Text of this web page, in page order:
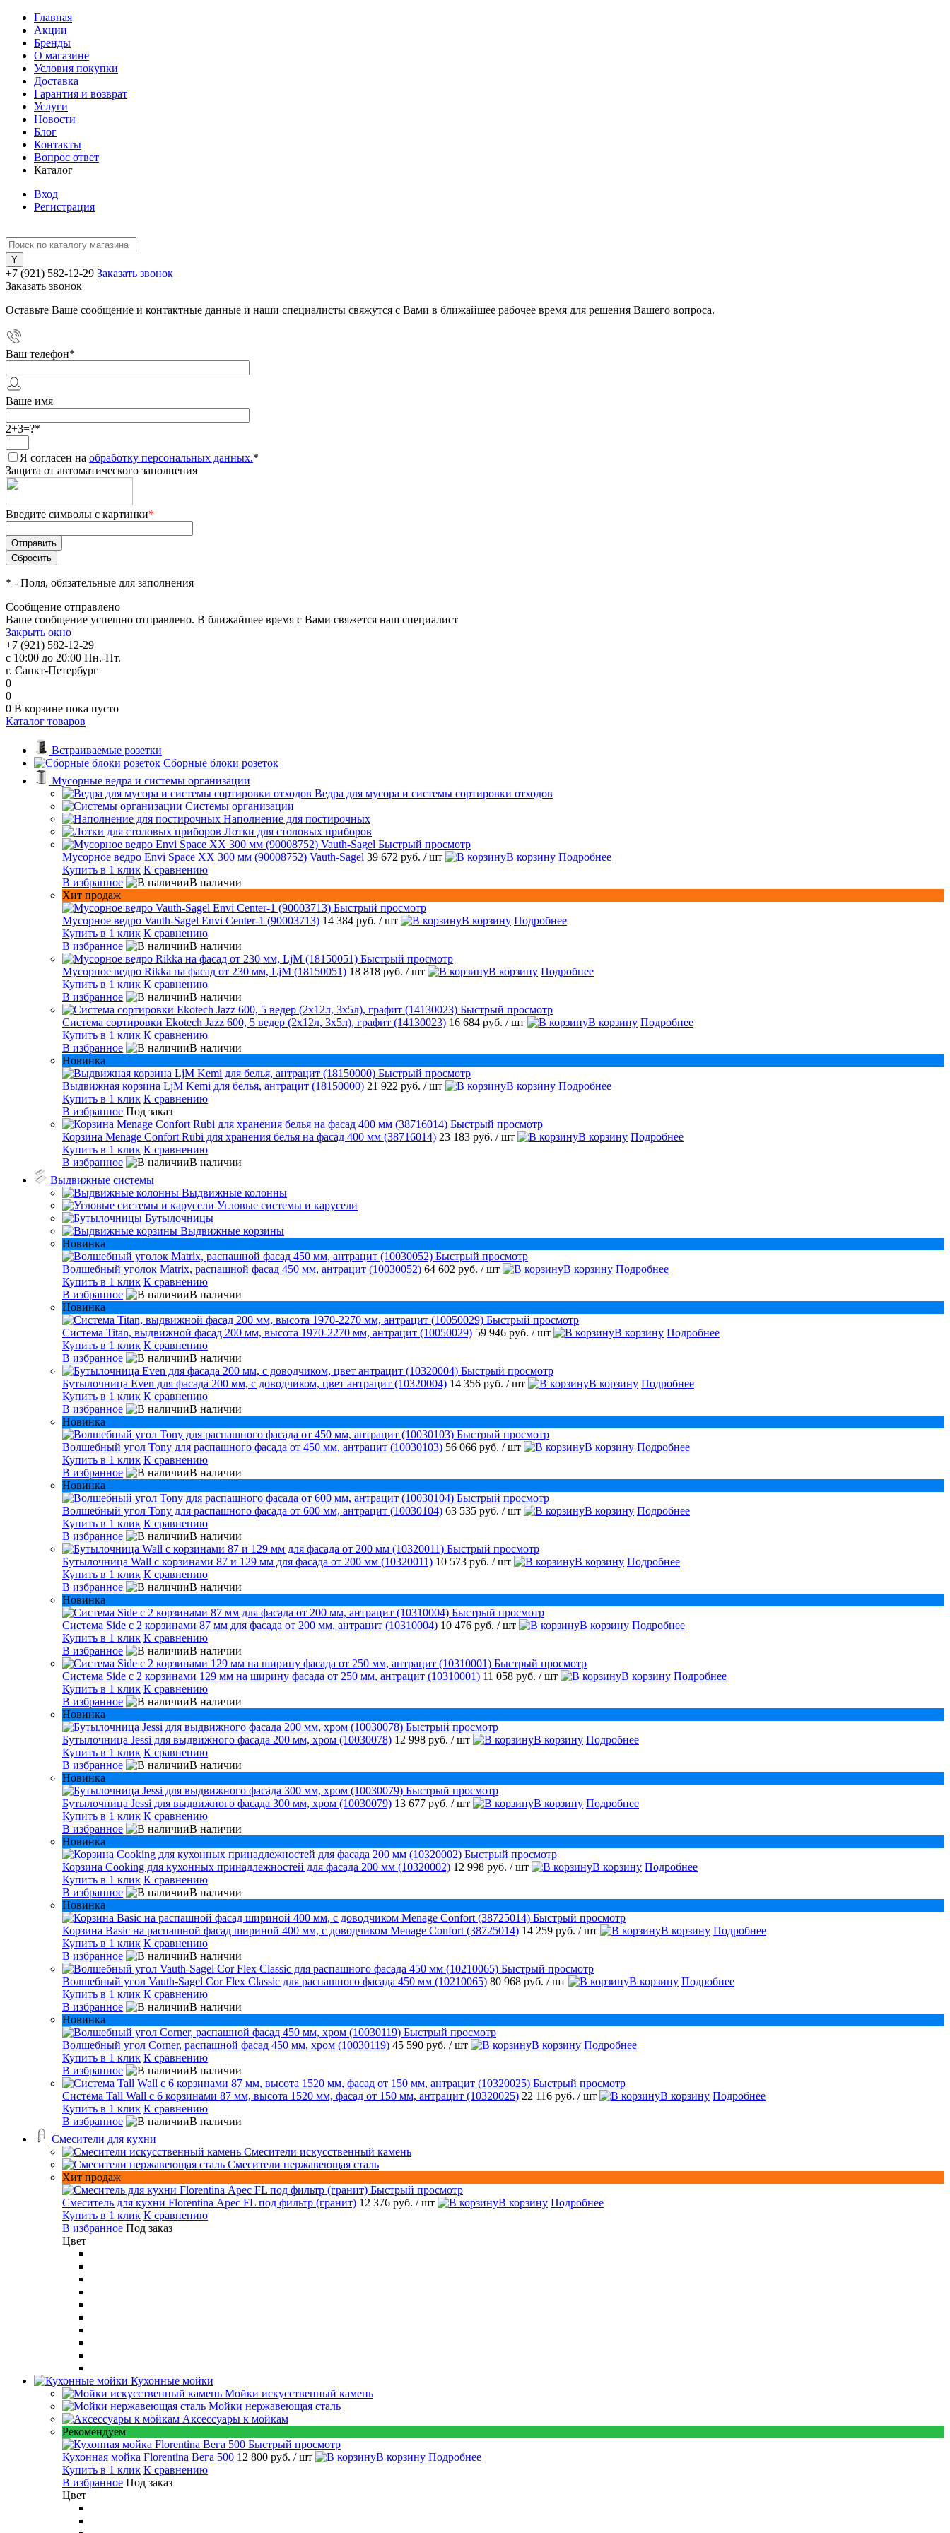
Главная
Акции
Бренды
О магазине
Условия покупки
Доставка
Гарантия и возврат
Услуги
Новости
Блог
Контакты
Вопрос ответ
Каталог
Вход
Регистрация
+7 (921) 582-12-29 Заказать звонок
Заказать звонок
Оставьте Ваше сообщение и контактные данные и наши специалисты свяжутся с Вами в ближайшее рабочее время для решения Вашего вопроса.
Ваш телефон*
Ваше имя
2+3=?*
Я согласен на обработку персональных данных.*
Защита от автоматического заполнения
Введите символы с картинки*
* - Поля, обязательные для заполнения
Сообщение отправлено
Ваше сообщение успешно отправлено. В ближайшее время с Вами свяжется наш специалист
Закрыть окно
+7 (921) 582-12-29
с 10:00 до 20:00 Пн.-Пт.
г. Санкт-Петербург
0
0
0 В корзине пока пусто
Каталог товаров
Встраиваемые розетки
Сборные блоки розеток
Мусорные ведра и системы организации
Ведра для мусора и системы сортировки отходов
Системы организации
Наполнение для постирочных
Лотки для столовых приборов
Быстрый просмотр
Мусорное ведро Envi Space XX 300 мм (90008752) Vauth-Sagel 39 672 руб. / шт В корзину Подробнее
Купить в 1 клик К сравнению
В избранное
В наличии
Хит продаж
Быстрый просмотр
Мусорное ведро Vauth-Sagel Envi Center-1 (90003713) 14 384 руб. / шт В корзину Подробнее
Купить в 1 клик К сравнению
В избранное
В наличии
Быстрый просмотр
Мусорное ведро Rikka на фасад от 230 мм, LjM (18150051) 18 818 руб. / шт В корзину Подробнее
Купить в 1 клик К сравнению
В избранное
В наличии
Быстрый просмотр
Система сортировки Ekotech Jazz 600, 5 ведер (2х12л, 3х5л), графит (14130023) 16 684 руб. / шт В корзину Подробнее
Купить в 1 клик К сравнению
В избранное
В наличии
Новинка
Быстрый просмотр
Выдвижная корзина LjM Kemi для белья, антрацит (18150000) 21 922 руб. / шт В корзину Подробнее
Купить в 1 клик К сравнению
В избранное Под заказ
Быстрый просмотр
Корзина Menage Confort Rubi для хранения белья на фасад 400 мм (38716014) 23 183 руб. / шт В корзину Подробнее
Купить в 1 клик К сравнению
В избранное
В наличии
Выдвижные системы
Выдвижные колонны
Угловые системы и карусели
Бутылочницы
Выдвижные корзины
Новинка
Быстрый просмотр
Волшебный уголок Matrix, распашной фасад 450 мм, антрацит (10030052) 64 602 руб. / шт В корзину Подробнее
Купить в 1 клик К сравнению
В избранное
В наличии
Новинка
Быстрый просмотр
Система Titan, выдвижной фасад 200 мм, высота 1970-2270 мм, антрацит (10050029) 59 946 руб. / шт В корзину Подробнее
Купить в 1 клик К сравнению
В избранное
В наличии
Быстрый просмотр
Бутылочница Even для фасада 200 мм, с доводчиком, цвет антрацит (10320004) 14 356 руб. / шт В корзину Подробнее
Купить в 1 клик К сравнению
В избранное
В наличии
Новинка
Быстрый просмотр
Волшебный угол Tony для распашного фасада от 450 мм, антрацит (10030103) 56 066 руб. / шт В корзину Подробнее
Купить в 1 клик К сравнению
В избранное
В наличии
Новинка
Быстрый просмотр
Волшебный угол Tony для распашного фасада от 600 мм, антрацит (10030104) 63 535 руб. / шт В корзину Подробнее
Купить в 1 клик К сравнению
В избранное
В наличии
Быстрый просмотр
Бутылочница Wall с корзинами 87 и 129 мм для фасада от 200 мм (10320011) 10 573 руб. / шт В корзину Подробнее
Купить в 1 клик К сравнению
В избранное
В наличии
Новинка
Быстрый просмотр
Система Side с 2 корзинами 87 мм для фасада от 200 мм, антрацит (10310004) 10 476 руб. / шт В корзину Подробнее
Купить в 1 клик К сравнению
В избранное
В наличии
Быстрый просмотр
Система Side c 2 корзинами 129 мм на ширину фасада от 250 мм, антрацит (10310001) 11 058 руб. / шт В корзину Подробнее
Купить в 1 клик К сравнению
В избранное
В наличии
Новинка
Быстрый просмотр
Бутылочница Jessi для выдвижного фасада 200 мм, хром (10030078) 12 998 руб. / шт В корзину Подробнее
Купить в 1 клик К сравнению
В избранное
В наличии
Новинка
Быстрый просмотр
Бутылочница Jessi для выдвижного фасада 300 мм, хром (10030079) 13 677 руб. / шт В корзину Подробнее
Купить в 1 клик К сравнению
В избранное
В наличии
Новинка
Быстрый просмотр
Корзина Cooking для кухонных принадлежностей для фасада 200 мм (10320002) 12 998 руб. / шт В корзину Подробнее
Купить в 1 клик К сравнению
В избранное
В наличии
Новинка
Быстрый просмотр
Корзина Basic на распашной фасад шириной 400 мм, с доводчиком Menage Confort (38725014) 14 259 руб. / шт В корзину Подробнее
Купить в 1 клик К сравнению
В избранное
В наличии
Быстрый просмотр
Волшебный угол Vauth-Sagel Cor Flex Classic для распашного фасада 450 мм (10210065) 80 968 руб. / шт В корзину Подробнее
Купить в 1 клик К сравнению
В избранное
В наличии
Новинка
Быстрый просмотр
Волшебный угол Corner, распашной фасад 450 мм, хром (10030119) 45 590 руб. / шт В корзину Подробнее
Купить в 1 клик К сравнению
В избранное
В наличии
Быстрый просмотр
Система Tall Wall с 6 корзинами 87 мм, высота 1520 мм, фасад от 150 мм, антрацит (10320025) 22 116 руб. / шт В корзину Подробнее
Купить в 1 клик К сравнению
В избранное
В наличии
Смесители для кухни
Смесители искусственный камень
Смесители нержавеющая сталь
Хит продаж
Быстрый просмотр
Смеситель для кухни Florentina Арес FL под фильтр (гранит) 12 376 руб. / шт В корзину Подробнее
Купить в 1 клик К сравнению
В избранное Под заказ
Цвет
Кухонные мойки
Мойки искусственный камень
Мойки нержавеющая сталь
Аксессуары к мойкам
Рекомендуем
Быстрый просмотр
Кухонная мойка Florentina Вега 500 12 800 руб. / шт В корзину Подробнее
Купить в 1 клик К сравнению
В избранное Под заказ
Цвет